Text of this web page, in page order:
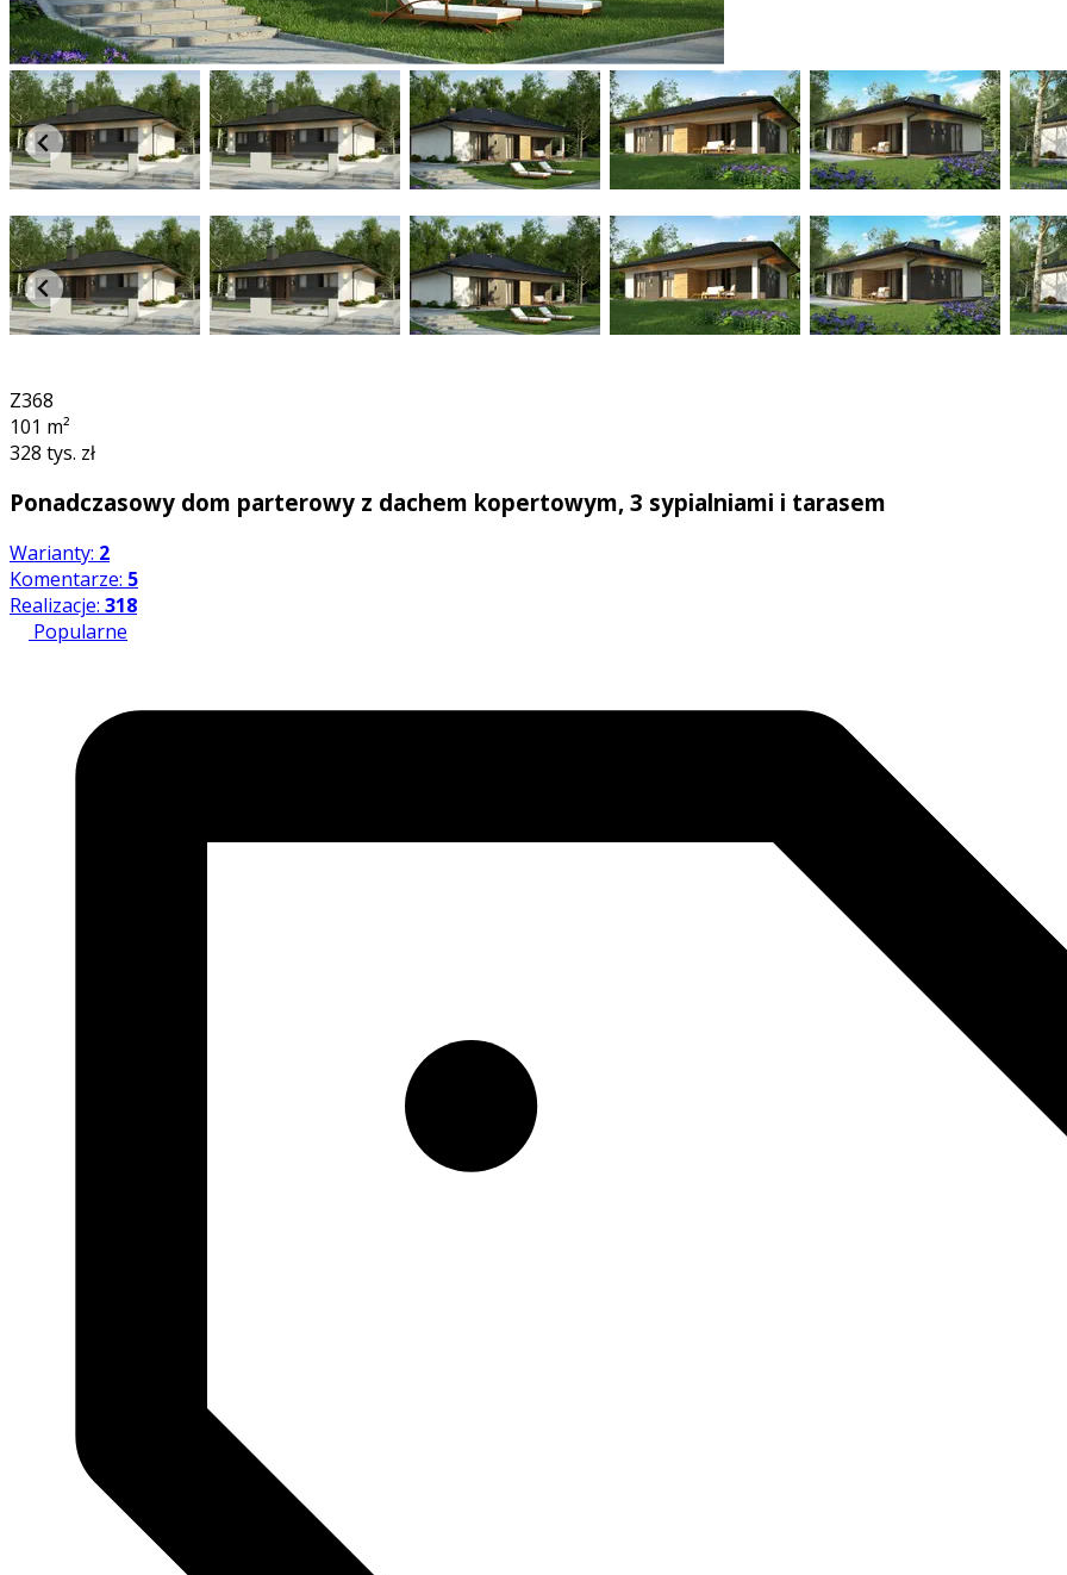
Z368
101 m²
328 tys. zł
Ponadczasowy dom parterowy z dachem kopertowym, 3 sypialniami i tarasem
Warianty: 2
Komentarze: 5
Realizacje: 318
Popularne